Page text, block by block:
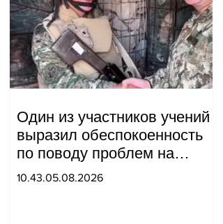
Один из участников учений
выразил обеспокоенность
по поводу проблем на
одном из постов в Сюнике.
10.43.05.08.2026